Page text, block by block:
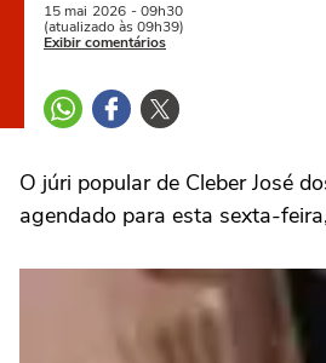
15 mai 2026 - 09h30
(atualizado às 09h39)
Exibir comentários
O júri popular de Cleber José
agendado para esta sexta-